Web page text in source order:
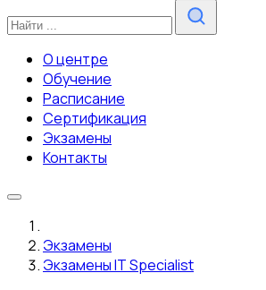
О центре
Обучение
Расписание
Сертификация
Экзамены
Контакты
Экзамены
Экзамены IT Specialist